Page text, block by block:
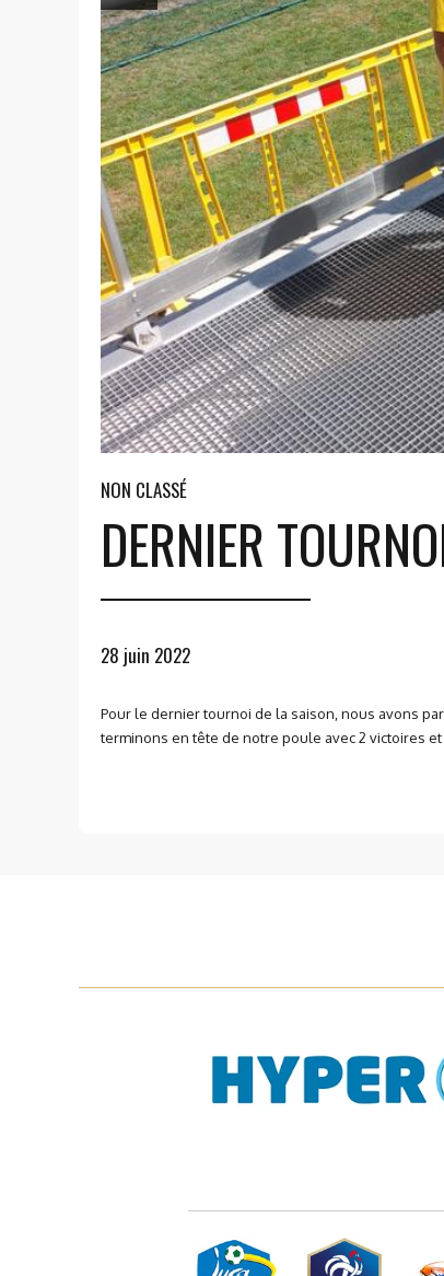
NON CLASSÉ
DERNIER
28 juin 2022
Pour le dernier tournoi de la saison, nous avons
terminons en tête de notre poule avec 2 victoires